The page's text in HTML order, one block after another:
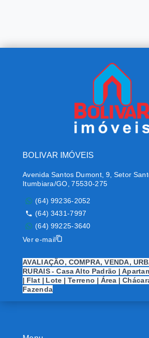
BOLIVAR IMÓVEIS
Avenida Santos Dumont, 9, Setor
Itumbiara/GO, 75530-275
(64) 99236-2052
(64) 3431-7997
(64) 99225-3640
Ver e-mail
AVALIAÇÃO, COMPRA, VENDA,
RURAIS - Casa Alto Padrão |
| Flat | Lote | Terreno | Área |
Fazenda